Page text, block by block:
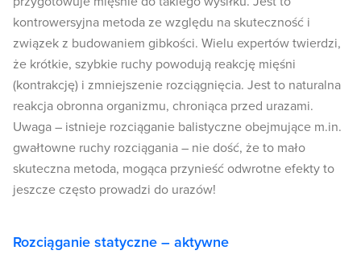
kontrowersyjna metoda ze względu na skuteczność i
związek z budowaniem gibkości. Wielu expertów twierdzi,
że krótkie, szybkie ruchy powodują reakcję mięśni
(kontrakcję) i zmniejszenie rozciągnięcia. Jest to naturalna
reakcja obronna organizmu, chroniąca przed urazami.
Uwaga – istnieje rozciąganie balistyczne obejmujące m.in.
gwałtowne ruchy rozciągania – nie dość, że to mało
skuteczna metoda, mogąca przynieść odwrotne efekty to
jeszcze często prowadzi do urazów!
Rozciąganie statyczne – aktywne